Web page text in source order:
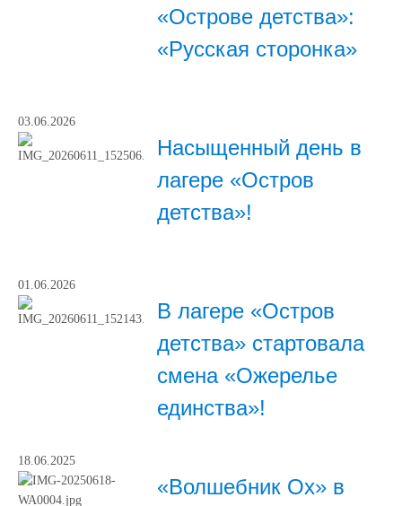
«Острове детства»:
«Русская сторонка»
03.06.2026
Насыщенный день в
лагере «Остров
детства»!
01.06.2026
В лагере «Остров
детства» стартовала
смена «Ожерелье
единства»!
18.06.2025
«Волшебник Ох» в